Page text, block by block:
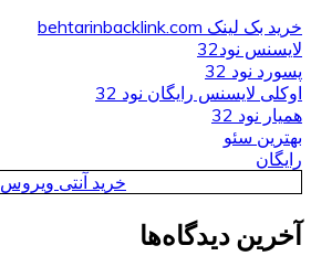
خرید بک لینک behtarinbacklink.com
لایسنس نود32
پسورد نود 32
اوکلی لایسنس رایگان نود 32
همیار نود 32
بهترین سئو
رایگان
خرید آنتی ویروس
آخرین دیدگاه‌ها